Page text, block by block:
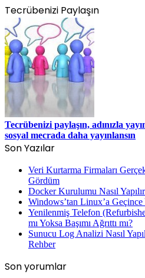
Tecrübenizi Paylaşın
Tecrübenizi paylaşın, adınızla
sosyal mecrada daha yayınlansın
Son Yazılar
Veri Kurtarma Firmaları
Gördüm
Docker Kurulumu Nasıl
Windows’tan Linux’a Geçince
Yenilenmiş Telefon
mı Yoksa Başımı Ağrıttı mı?
Sunucu Log Analizi Nasıl
Rehber
Son yorumlar